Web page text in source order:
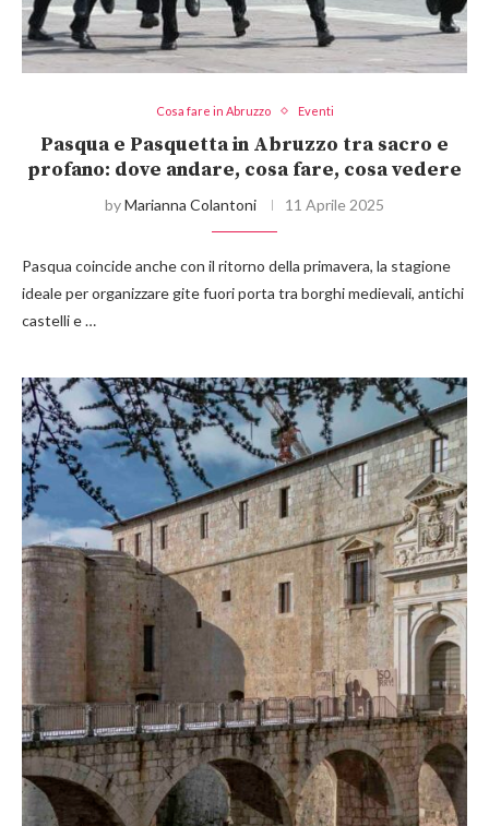
Cosa fare in Abruzzo Eventi
Pasqua e Pasquetta in Abruzzo tra sacro e
profano: dove andare, cosa fare, cosa vedere
byMarianna Colantoni 11 Aprile 2025
Pasqua coincide anche con il ritorno della primavera, la stagione
ideale per organizzare gite fuori porta tra borghi medievali, antichi
castelli e …